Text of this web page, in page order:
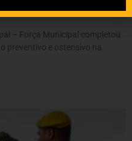
– Força Municipal completou
preventivo e ostensivo na